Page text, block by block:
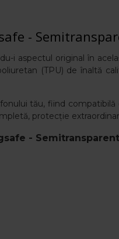
-
i aspectul original în
(TPU) de înaltă
tău, fiind
protecție
-